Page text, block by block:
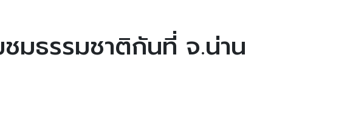
มธรรมชาติกันที่ จ.น่าน